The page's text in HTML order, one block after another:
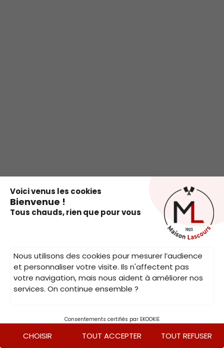
Voici venus les cookies
Bienvenue !
Tous chauds, rien que pour vous
Nous utilisons des cookies pour mesurer l’audience
et personnaliser votre visite. Ils n'affectent pas
votre navigation, mais nous aident à améliorer nos
services. On continue ensemble ?
Consentements certifiés par EKOOKIE
CHOISIR TOUT ACCEPTER TOUT REFUSER